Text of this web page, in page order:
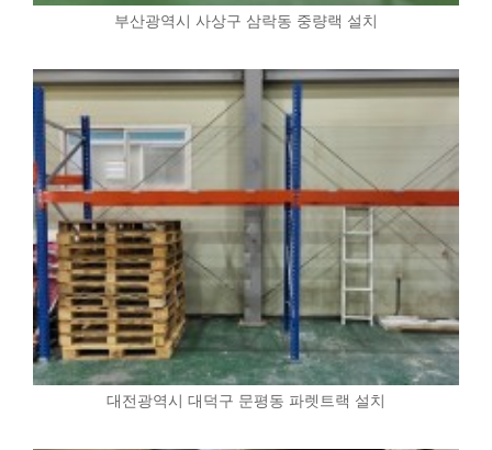
부산광역시 사상구 삼락동 중량랙 설치
대전광역시 대덕구 문평동 파렛트랙 설치